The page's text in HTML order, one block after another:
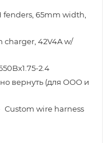
fenders, 65mm width,
charger, 42V4A w/
2.4
вернуть (для ООО и
Custom wire harness